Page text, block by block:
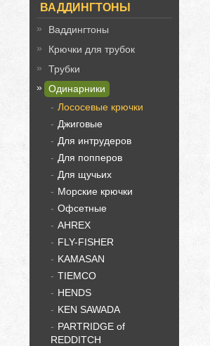
ВАДДИНГТОНЫ
Ваддингтоны
Крючки для трубок
Трубки
Одинарники
Лососевые крючки
Джиговые
Для интрудеров
Для попперов
Для щучьих
Морские крючки
Офсетные
AHREX
FLY-FISHER
KAMASAN
TIEMCO
HENDS
KEN SAWADA
PARTRIDGE of
REDDITCH